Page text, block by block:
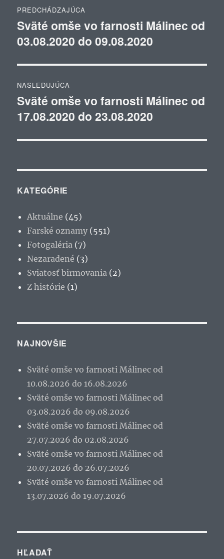
v
článku
PREDCHÁDZAJÚCA
Predchádzajúci
článok:
Sväté omše vo farnosti Málinec od
03.08.2020 do 09.08.2020
NASLEDUJÚCA
Ďalší
článok:
Sväté omše vo farnosti Málinec od
17.08.2020 do 23.08.2020
KATEGÓRIE
Aktuálne (45)
Farské oznamy (551)
Fotogaléria (7)
Nezaradené (3)
Sviatosť birmovania (2)
Z histórie (1)
NAJNOVŠIE
Sväté omše vo farnosti Málinec od
10.08.2026 do 16.08.2026
Sväté omše vo farnosti Málinec od
03.08.2026 do 09.08.2026
Sväté omše vo farnosti Málinec od
27.07.2026 do 02.08.2026
Sväté omše vo farnosti Málinec od
20.07.2026 do 26.07.2026
Sväté omše vo farnosti Málinec od
13.07.2026 do 19.07.2026
HĽADAŤ